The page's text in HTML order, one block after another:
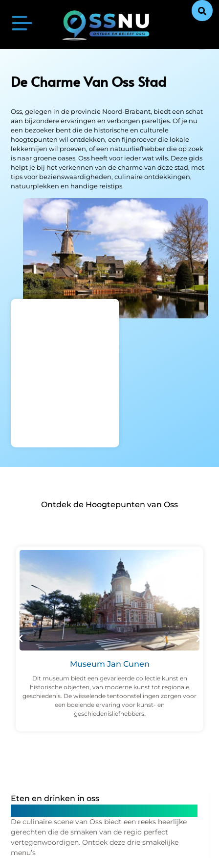
De CharmeVan Oss Stad
Oss, gelegen in de provincie Noord-Brabant, biedt een schat
aan bijzondere ervaringen en verborgen pareltjes. Of je nu
een bezoeker bent die de historische en culturele
hoogtepunten wil ontdekken, een fijnproever die lokale
lekkernijen wil proeven, of een natuurliefhebber die op zoek
is naar groene oases, Oss heeft voor ieder wat wils. Deze gids
helpt je bij het verkennen van de charme van deze stad, met
tips voor bezienswaardigheden, culinaire ontdekkingen,
natuurplekken en handige reistips.
Ontdek de Hoogtepunten van Oss
Museum Jan Cunen
Dit museum biedt een gevarieerde collectie kunst en
historische objecten, van moderne kunst tot regionale
geschiedenis. De wisselende tentoonstellingen zorgen voor
een boeiende ervaring voor kunst- en
geschiedenisliefhebbers.
Eten en drinken in oss
De culinaire scene van Oss biedt een reeks heerlijke
gerechten die de smaken van de regio perfect
vertegenwoordigen. Ontdek deze drie smakelijke
menu’s